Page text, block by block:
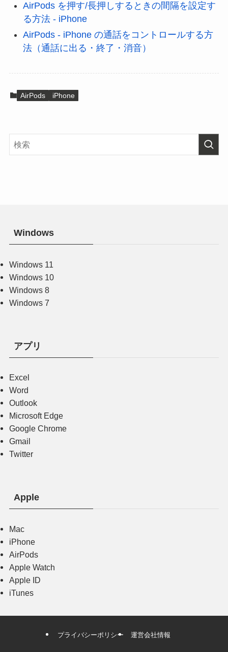
AirPods を押す/長押しするときの間隔を設定す
る方法 - iPhone
AirPods - iPhone の通話をコントロールする方
法（通話に出る・終了・消音）
AirPods iPhone
Windows
Windows 11
Windows 10
Windows 8
Windows 7
アプリ
Excel
Word
Outlook
Microsoft Edge
Google Chrome
Gmail
Twitter
Apple
Mac
iPhone
AirPods
Apple Watch
Apple ID
iTunes
プライバシーポリシー 運営会社情報